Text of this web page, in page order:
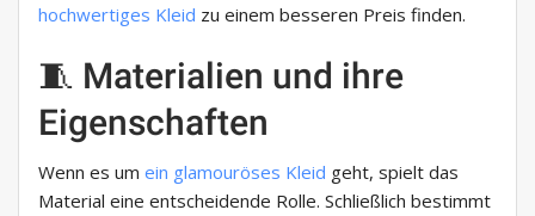
hochwertiges Kleid zu einem besseren Preis finden.
🧵 Materialien und ihre
Eigenschaften
Wenn es um ein glamouröses Kleid geht, spielt das
Material eine entscheidende Rolle. Schließlich bestimmt